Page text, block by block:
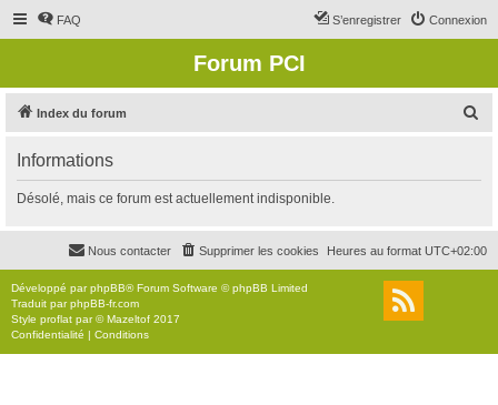
FAQ Connexion
S’enregistrer
Forum PCI
Index du forum
r
c
r
Informations
Désolé, mais ce forum est actuellement indisponible.
Heures au format UTC+02:00
Supprimer les cookies
Nous contacter
Développé parphpBB® Forum Software © phpBB Limited
Traduit parphpBB-fr.com
Style proflat par ©Mazeltof 2017
Confidentialité | Conditions